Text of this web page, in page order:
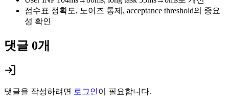
점수표 정확도, 노이즈 통제, acceptance threshold의 중요
성 확인
댓글 0개
댓글을 작성하려면 로그인이 필요합니다.